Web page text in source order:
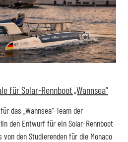
für Solar-Rennboot „Wannsea“
das „Wannsea“-Team der
den Entwurf für ein Solar-Rennboot
den Studierenden für die Monaco